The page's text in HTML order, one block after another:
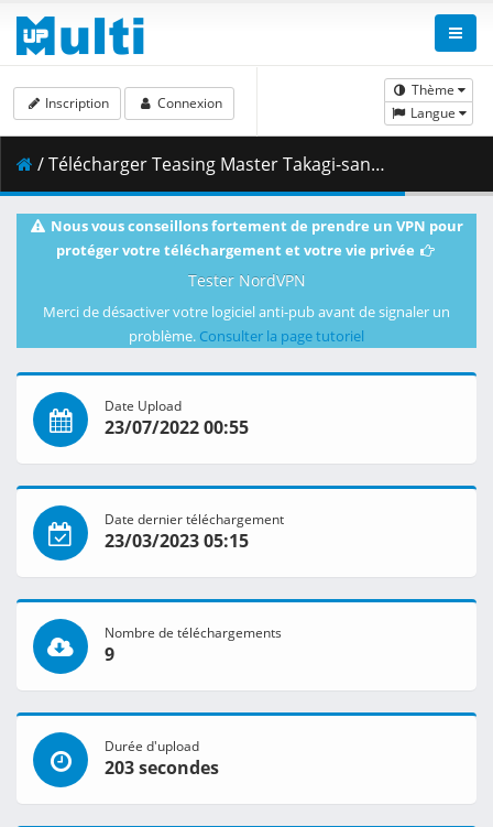
Thème
Langue
Inscription Connexion
/ Télécharger Teasing Master Takagi-san - S03E04 [BD 1080p AVC AAC-FLAC] [Dual-Audio].mkv.003 ( 413.26 MB )
Nous vous conseillons fortement de prendre un VPN pour
protéger votre téléchargement et votre vie privée
Tester NordVPN
Merci de désactiver votre logiciel anti-pub avant de signaler un
problème. Consulter la page tutoriel
Date Upload
23/07/2022 00:55
Date dernier téléchargement
23/03/2023 05:15
Nombre de téléchargements
9
Durée d'upload
203 secondes